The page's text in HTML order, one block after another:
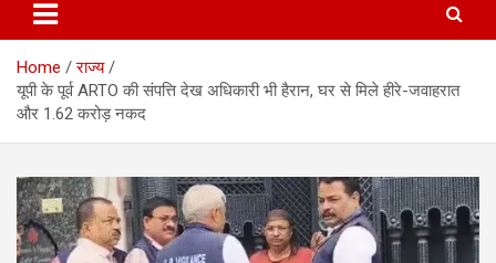
Home
राज्य
यूपी के पूर्व ARTO की संपत्ति देख अधिकारी भी हैरान, घर से मिले हीरे-जवाहरात
और 1.62 करोड़ नकद